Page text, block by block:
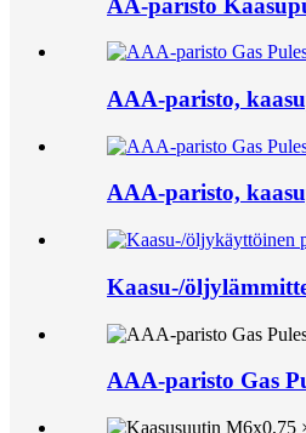
AAA-paristo,
AAA-paristo,
Kaasu-/
AAA-paristo Gas